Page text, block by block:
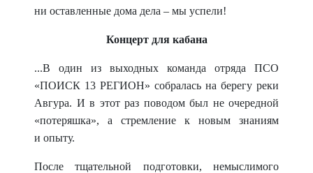
ни оставленные дома дела – мы успели!
Концерт для кабана
...В один из выходных команда отряда ПСО
«ПОИСК 13 РЕГИОН» собралась на берегу реки
Авгура. И в этот раз поводом был не очередной
«потеряшка», а стремление к новым знаниям
и опыту.
После тщательной подготовки, немыслимого